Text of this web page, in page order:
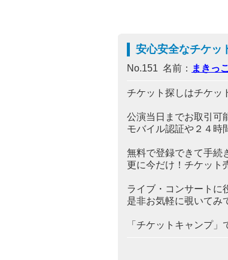
安心安全なチケッ
No.151 名前： まきっこ
チケット探しはチケッ
公演当日までお取引可
モバイル認証や２４
無料で登録できて手続
更に今だけ！チケット
ライブ・コンサートに
是非お気軽に覗いてみ
「チケットキャンプ」